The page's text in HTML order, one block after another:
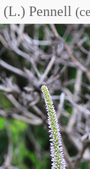
(L.) Pennell (